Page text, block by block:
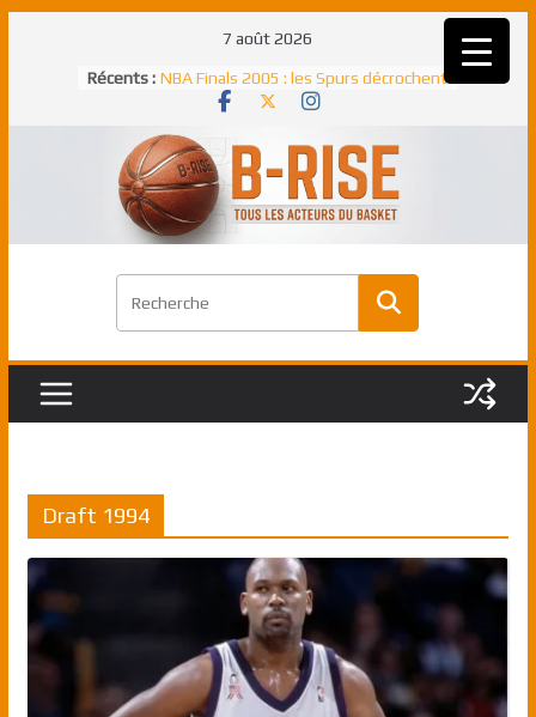
7 août 2026
Récents : NBA Finals 2005 : les Spurs décrochent
un troisième titre NBA, la rude bataille
NBA Finals 2021 : les Bucks et Giannis
Antetokounmpo triomphent, le Greek
Freek élu MVP
Shai Gilgeous-Alexander : son premier
match à plus de 40 points en NBA, le
Pau Gasol dans l’histoire en 2002 :
premier européen sacré Rookie de
Rudy Gobert, deuxième Français élu
Draft 1994